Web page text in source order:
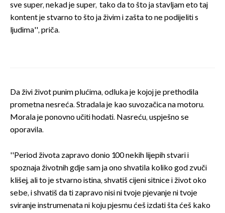
sve super, nekad je super, tako da to što ja stavljam eto taj
kontent je stvarno to što ja živim i zašta to ne podijeliti s
ljudima'', priča.
Da živi život punim plućima, odluka je kojoj je prethodila
prometna nesreća. Stradala je kao suvozačica na motoru.
Morala je ponovno učiti hodati. Nasreću, uspješno se
oporavila.
''Period života zapravo donio 100 nekih lijepih stvari i
spoznaja životnih gdje sam ja ono shvatila koliko god zvuči
klišej, ali to je stvarno istina, shvatiš cijeni sitnice i život oko
sebe, i shvatiš da ti zapravo nisi ni tvoje pjevanje ni tvoje
sviranje instrumenata ni koju pjesmu ćeš izdati šta ćeš kako